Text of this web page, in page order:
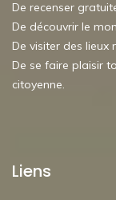
De recenser
De découvrir le
De visiter des lieux
De se faire plaisir
citoyenne.
Liens